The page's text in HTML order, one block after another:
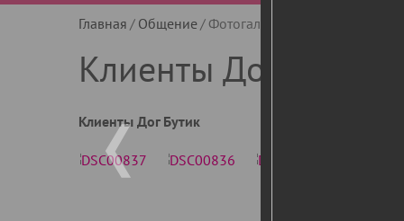
Главная Общение Фотогалерея
Клиенты Дог Бутик
Клиенты Дог Бутик